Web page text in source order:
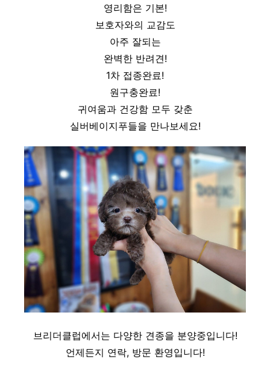
영리함은 기본!
보호자와의 교감도
아주 잘되는
완벽한 반려견!
1차 접종완료!
원구충완료!
귀여움과 건강함 모두 갖춘
실버베이지푸들을 만나보세요!
브리더클럽에서는 다양한 견종을 분양중입니다!
언제든지 연락, 방문 환영입니다!